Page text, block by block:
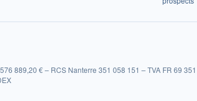
889,20 € – RCS Nanterre 351 058 151 – TVA FR 69